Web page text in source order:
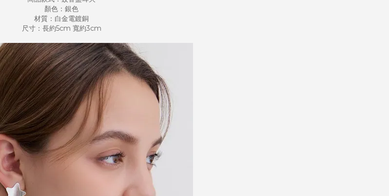
顏色：銀色
材質：白金電鍍銅
尺寸：長約5cm 寬約3cm